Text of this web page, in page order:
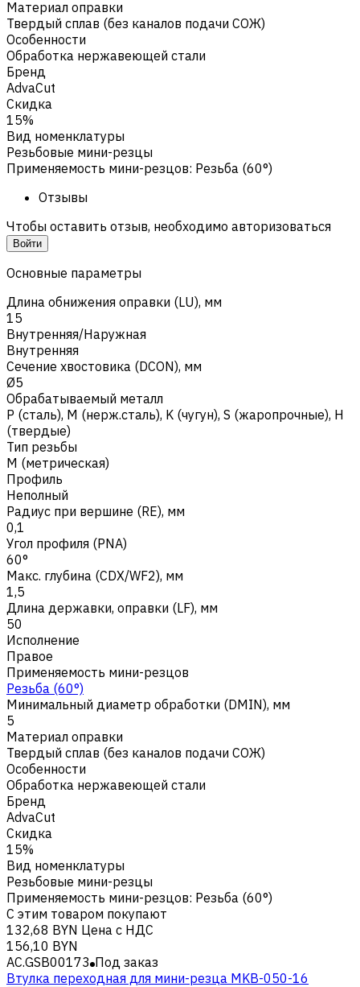
Материал оправки
Твердый сплав (без каналов подачи СОЖ)
Особенности
Обработка нержавеющей стали
Бренд
AdvaCut
Скидка
15%
Вид номенклатуры
Резьбовые мини-резцы
Применяемость мини-резцов: Резьба (60°)
Отзывы
Чтобы оставить отзыв, необходимо авторизоваться
Войти
Основные параметры
Длина обнижения оправки (LU), мм
15
Внутренняя/Наружная
Внутренняя
Сечение хвостовика (DCON), мм
Ø5
Обрабатываемый металл
Р (сталь), M (нерж.сталь), K (чугун), S (жаропрочные), H
(твердые)
Тип резьбы
M (метрическая)
Профиль
Неполный
Радиус при вершине (RE), мм
0,1
Угол профиля (PNA)
60°
Макс. глубина (CDX/WF2), мм
1,5
Длина державки, оправки (LF), мм
50
Исполнение
Правое
Применяемость мини-резцов
Резьба (60°)
Минимальный диаметр обработки (DMIN), мм
5
Материал оправки
Твердый сплав (без каналов подачи СОЖ)
Особенности
Обработка нержавеющей стали
Бренд
AdvaCut
Скидка
15%
Вид номенклатуры
Резьбовые мини-резцы
Применяемость мини-резцов: Резьба (60°)
С этим товаром покупают
132,68 BYN Цена с НДС
156,10 BYN
AC.GSB00173 Под заказ
Втулка переходная для мини-резца MKB-050-16